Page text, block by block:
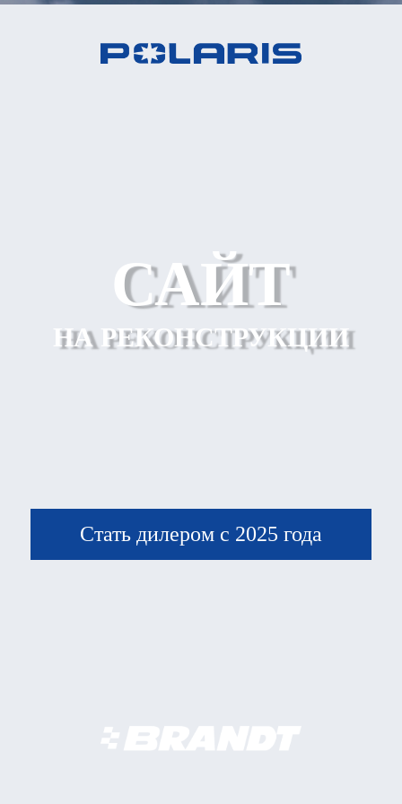
САЙТ
НА РЕКОНСТРУКЦИИ
Стать дилером с 2025 года